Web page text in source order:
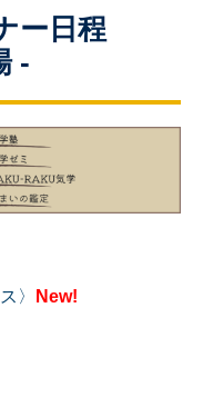
ー日程
-
〉 New!